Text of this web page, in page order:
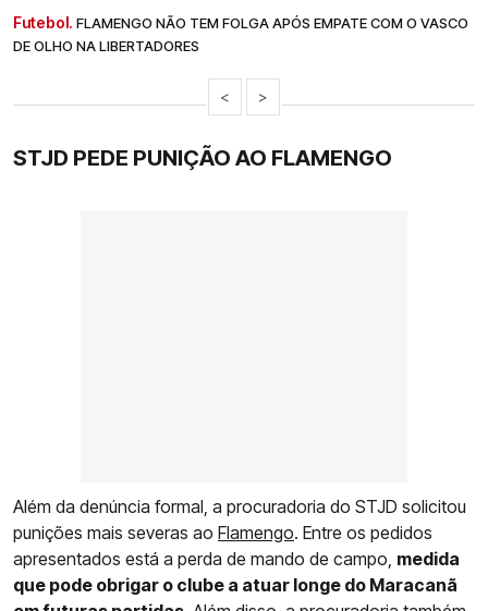
Futebol. FLAMENGO NÃO TEM FOLGA APÓS EMPATE COM O VASCO
DE OLHO NA LIBERTADORES
< >
STJD PEDE PUNIÇÃO AO FLAMENGO
Além da denúncia formal, a procuradoria do STJD solicitou
punições mais severas ao Flamengo. Entre os pedidos
apresentados está a perda de mando de campo, medida
que pode obrigar o clube a atuar longe do Maracanã